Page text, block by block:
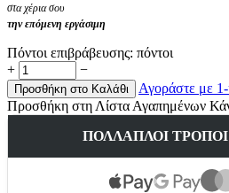
στα χέρια σου
την επόμενη εργάσιμη
Πόντοι επιβράβευσης: πόντοι
+
−
Προσθήκη στο Καλάθι
Αγοράστε με 1-
Προσθήκη στη Λίστα Αγαπημένων
ΠΟΛΛΑΠΛΟΊ